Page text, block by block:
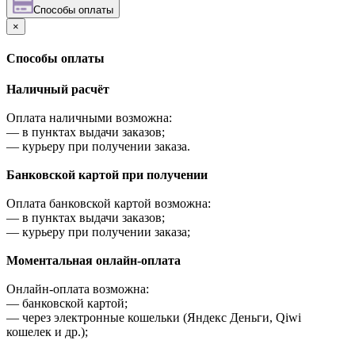
Cпособы оплаты
×
Cпособы оплаты
Наличный расчёт
Оплата наличными возможна:
— в пунктах выдачи заказов;
— курьеру при получении заказа.
Банковской картой при получении
Оплата банковской картой возможна:
— в пунктах выдачи заказов;
— курьеру при получении заказа;
Моментальная онлайн-оплата
Онлайн-оплата возможна:
— банковской картой;
— через электронные кошельки (Яндекс Деньги, Qiwi
кошелек и др.);